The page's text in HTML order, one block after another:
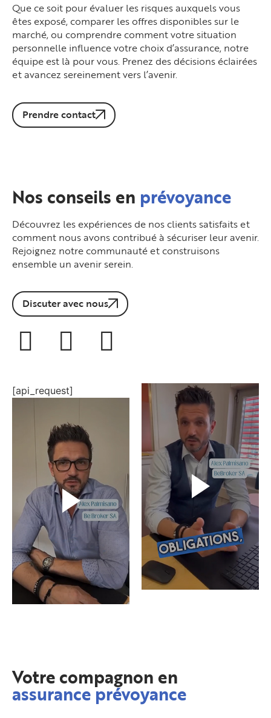
Que ce soit pour évaluer les risques auxquels vous
êtes exposé, comparer les offres disponibles sur le
marché, ou comprendre comment votre situation
personnelle influence votre choix d’assurance, notre
équipe est là pour vous. Prenez des décisions éclairées
et avancez sereinement vers l’avenir.
Prendre contact
Nos conseils en prévoyance
Découvrez les expériences de nos clients satisfaits et
comment nous avons contribué à sécuriser leur avenir.
Rejoignez notre communauté et construisons
ensemble un avenir serein.
Discuter avec nous
[api_request]
Votre compagnon en
assurance prévoyance